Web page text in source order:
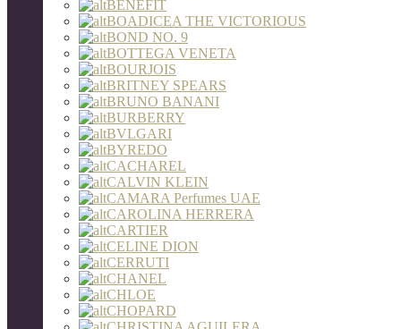
BENEFIT
BOADICEA THE VICTORIOUS
BOND NO. 9
BOTTEGA VENETA
BOURJOIS
BRITNEY SPEARS
BRUNO BANANI
BURBERRY
BVLGARI
BYREDO
CACHAREL
CALVIN KLEIN
CAMARA Perfumes UAE
CAROLINA HERRERA
CARTIER
CELINE DION
CERRUTI
CHANEL
CHLOE
CHOPARD